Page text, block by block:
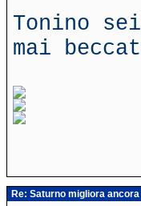
Tonino
mai
Re: Saturno migliora ancora